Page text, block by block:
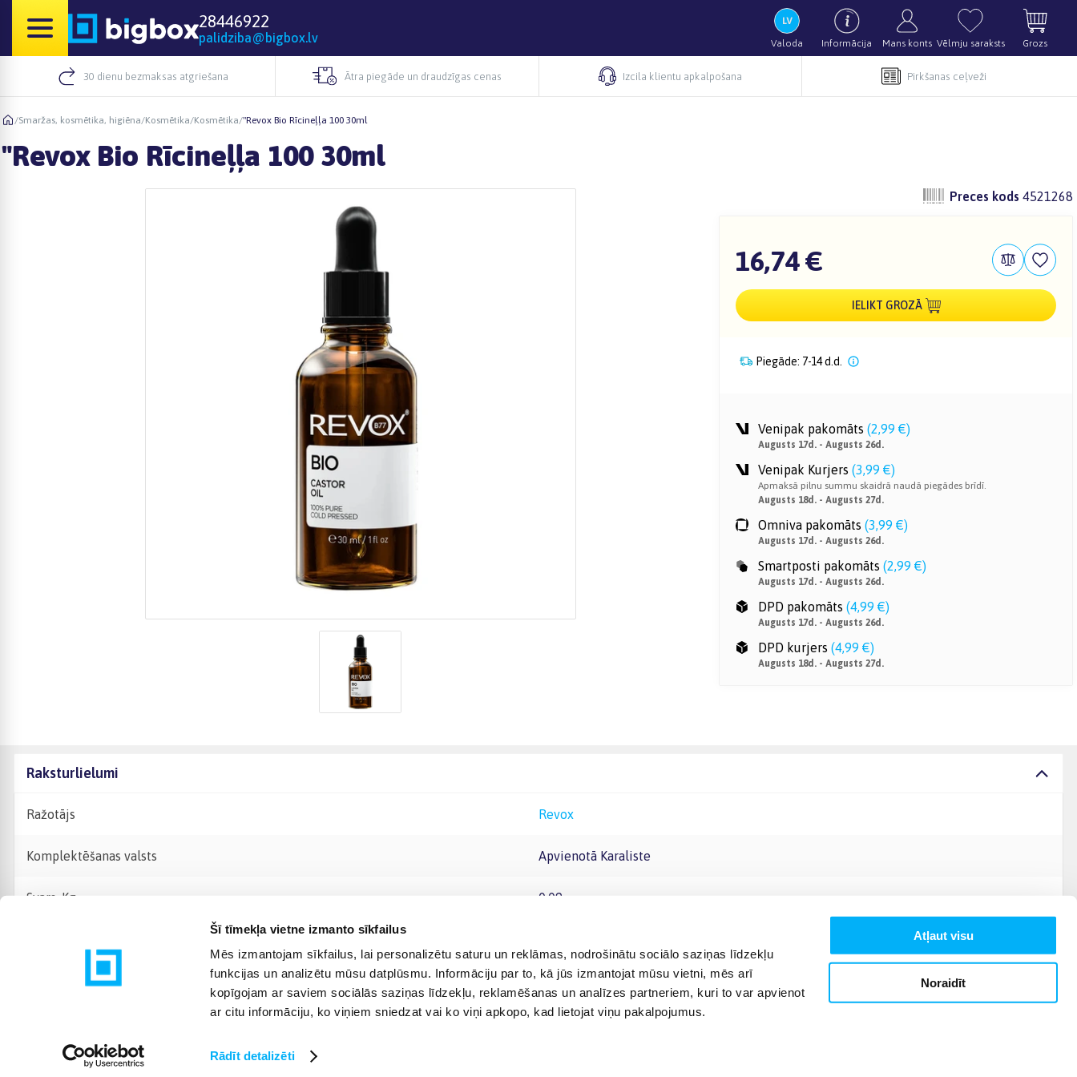
Šī tīmekļa vietne izmanto sīkfailus
Mēs izmantojam sīkfailus, lai personalizētu saturu un reklāmas, nodrošinātu sociālo saziņas līdzekļu
funkcijas un analizētu mūsu datplūsmu. Informāciju par to, kā jūs izmantojat mūsu vietni, mēs arī
kopīgojam ar saviem sociālās saziņas līdzekļu, reklamēšanas un analīzes partneriem, kuri to var apvienot
ar citu informāciju, ko viņiem sniedzat vai ko viņi apkopo, kad lietojat viņu pakalpojumus.
Rādīt detalizēti
Atļaut visu
Noraidīt
28446922
palidziba@bigbox.lv Valoda Informācija Mans konts Vēlmju saraksts Grozs
30 dienu bezmaksas atgriešana Ātra piegāde un draudzīgas cenas Izcila klientu apkalpošana Pirkšanas ceļveži
/Smaržas, kosmētika, higiēna/Kosmētika/Kosmētika/"Revox Bio Rīcineļļa 100 30ml
"Revox Bio Rīcineļļa 100 30ml
Preces kods 4521268
16,74 €
IELIKT GROZĀ
Piegāde: 7-14 d.d.
Venipak pakomāts (2,99 €)
Augusts 17d. - Augusts 26d.
Venipak Kurjers (3,99 €)
Apmaksā pilnu summu skaidrā naudā piegādes brīdī.
Augusts 18d. - Augusts 27d.
Omniva pakomāts (3,99 €)
Augusts 17d. - Augusts 26d.
Smartposti pakomāts (2,99 €)
Augusts 17d. - Augusts 26d.
DPD pakomāts (4,99 €)
Augusts 17d. - Augusts 26d.
DPD kurjers (4,99 €)
Augusts 18d. - Augusts 27d.
Raksturlielumi
Ražotājs Revox
Komplektēšanas valsts Apvienotā Karaliste
Svars, Kg 0.09